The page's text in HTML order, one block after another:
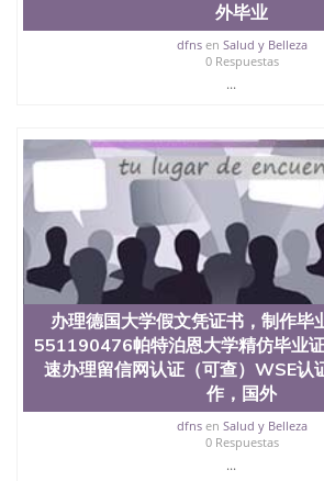
State University）圣何塞州立大学学
State University）圣何塞州立大学学
State University）圣 塞州立大学学历
State University）圣何塞州立大学（
University）圣何塞州立大学（San
University）圣何塞州立大学（San
University）圣何塞州立大学学位证（
University）圣何塞州立大学学位证（
University）圣何塞州立大学学位证（
University）圣何塞州立大学（San
University）圣何塞州立大学（San
University）圣何塞州立大学（San
University）圣何塞州立大学（San
University）圣何塞州立大学学位证（
University）圣何塞州立大学学位证（
University）圣何塞州立大学结业证（
University）圣何塞州立大学结业证（
University）圣何塞州立大学结业证（
University）圣何塞州立大学学位证（
University）圣何塞州立大学学位证（
University）圣何塞州立大学学历证书
State University）圣何塞州立大学学
外毕业
dfnsen Salud y Belleza
0 Respuestas
...
办理德国大学假文凭证书，制作毕
551190476帕特泊恩大学精仿毕业
速办理留信网认证（可查）WSE认
作，国外
dfnsen Salud y Belleza
0 Respuestas
...